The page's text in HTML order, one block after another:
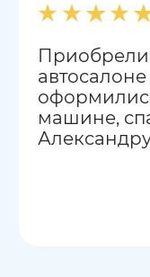
Приобрели
машине,